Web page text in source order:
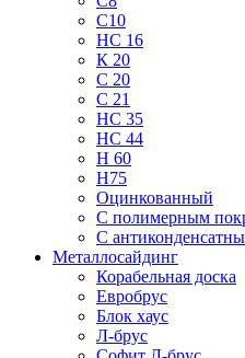
С10
НС 16
К 20
С 20
С 21
НС 35
НС 44
Н 60
Н75
Оцинкованный
С полимерным
С
Металлосайдинг
Корабельная доска
Евробрус
Блок хаус
Л-брус